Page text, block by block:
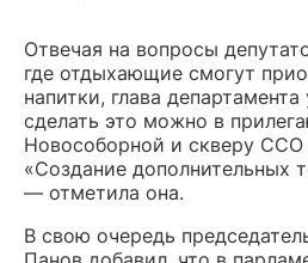
Отвечая на вопросы
где отдыхающие смогут
напитки, глава департамента
сделать это можно в
Новособорной и скверу ССО
«Создание дополнительных
— отметила она.
В свою очередь